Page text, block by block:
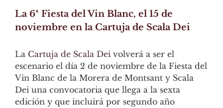
La 6ª Fiesta del Vin Blanc, el 15 de
noviembre en la Cartuja de Scala Dei
La Cartuja de Scala Dei volverá a ser el
escenario el día 2 de noviembre de la Fiesta del
Vin Blanc de la Morera de Montsant y Scala
Dei una convocatoria que llega a la sexta
edición y que incluirá por segundo año